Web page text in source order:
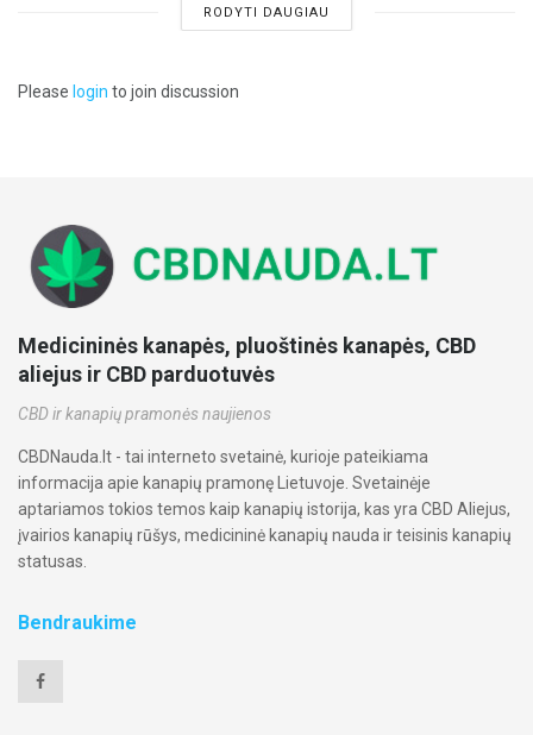
RODYTI DAUGIAU
Please login to join discussion
Medicininės kanapės, pluoštinės kanapės, CBD
aliejus ir CBD parduotuvės
CBD ir kanapių pramonės naujienos
CBDNauda.lt - tai interneto svetainė, kurioje pateikiama
informacija apie kanapių pramonę Lietuvoje. Svetainėje
aptariamos tokios temos kaip kanapių istorija, kas yra CBD Aliejus,
įvairios kanapių rūšys, medicininė kanapių nauda ir teisinis kanapių
statusas.
Bendraukime